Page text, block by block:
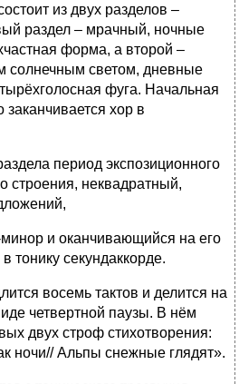
из двух разделов –
раздел – мрачный, ночные
форма, а второй –
солнечным светом, дневные
фуга. Начальная
заканчивается хор в
период экспозиционного
строения, неквадратный,
и оканчивающийся на его
секундаккорде.
восемь тактов и делится на
четвертной паузы. В нём
двух строф стихотворения:
ночи// Альпы снежные глядят».